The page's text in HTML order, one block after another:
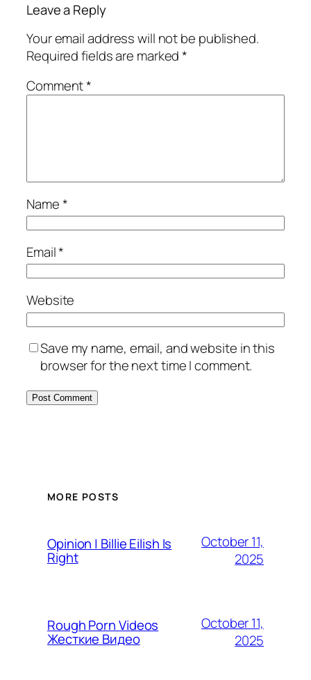
Leave a Reply
Your email address will not be published.
Required fields are marked*
Comment*
Name*
Email*
Website
Save my name, email, and website in this
browser for the next time I comment.
MORE POSTS
Opinion | Billie Eilish Is
Right
October 11,
2025
Rough Porn Videos
Жесткие Видео
October 11,
2025